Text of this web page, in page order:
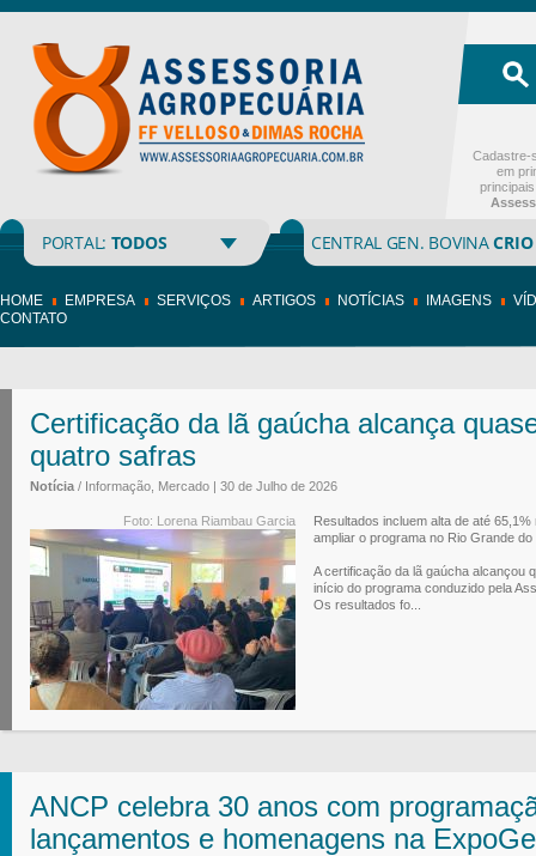
PORTAL: TODOS CENTRAL GEN. BOVINACRIO
Cadastre-
em
HOME EMPRESA SERVIÇOS ARTIGOS NOTÍCIAS IMAGENS
CONTATO
Certificação da lã gaúcha alcança
quatro safras
Notícia / Informação, Mercado | 30 de Julho de 2026
Foto: Lorena Riambau Garcia
Resultados incluem alta de até
ampliar o programa no Rio Grande do
A certificação da lã gaúcha alcançou
início do programa conduzido pela
Os resultados fo...
ANCP celebra 30 anos com
lançamentos e homenagens na